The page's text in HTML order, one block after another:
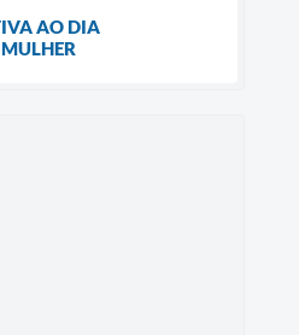
AO DIA